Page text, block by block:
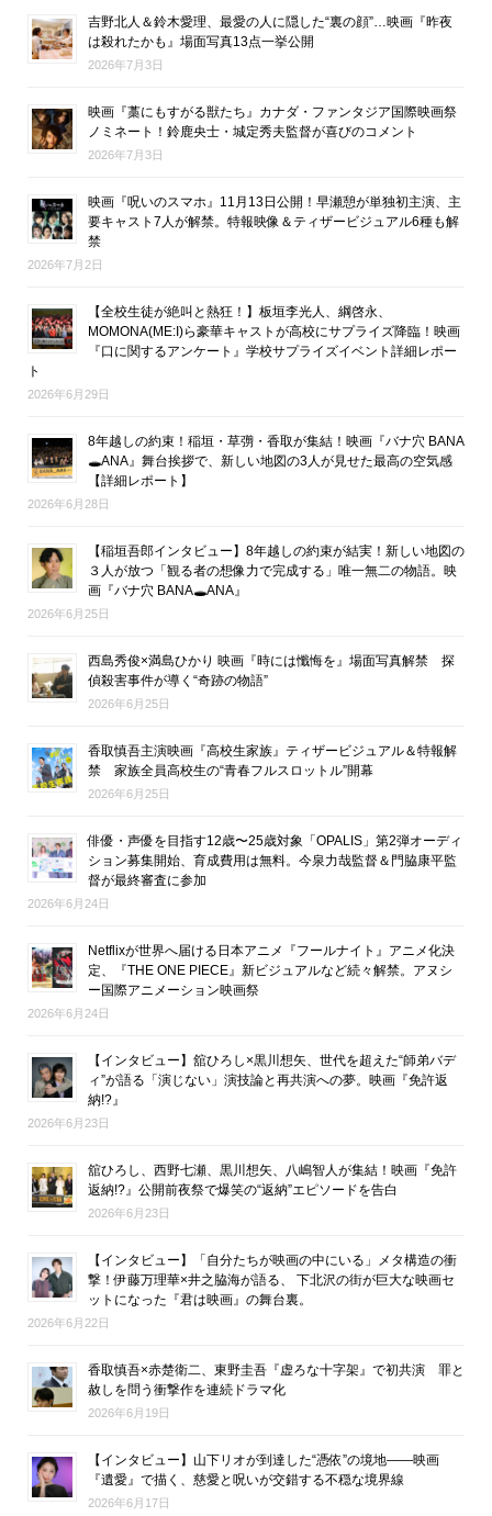
吉野北人＆鈴木愛理、最愛の人に隠した“裏の顔”…映画『昨夜
は殺れたかも』場面写真13点一挙公開
2026年7月3日
映画『藁にもすがる獣たち』カナダ・ファンタジア国際映画祭
ノミネート！鈴鹿央士・城定秀夫監督が喜びのコメント
2026年7月3日
映画『呪いのスマホ』11月13日公開！早瀬憩が単独初主演、主
要キャスト7人が解禁。特報映像＆ティザービジュアル6種も解
禁
2026年7月2日
【全校生徒が絶叫と熱狂！】板垣李光人、綱啓永、
MOMONA(ME:I)ら豪華キャストが高校にサプライズ降臨！映画
『口に関するアンケート』学校サプライズイベント詳細レポー
ト
2026年6月29日
8年越しの約束！稲垣・草彅・香取が集結！映画『バナ穴 BANA
🕳ANA』舞台挨拶で、新しい地図の3人が見せた最高の空気感
【詳細レポート】
2026年6月28日
【稲垣吾郎インタビュー】8年越しの約束が結実！新しい地図の
３人が放つ「観る者の想像力で完成する」唯一無二の物語。映
画『バナ穴 BANA🕳ANA』
2026年6月25日
西島秀俊×満島ひかり 映画『時には懺悔を』場面写真解禁 探
偵殺害事件が導く“奇跡の物語”
2026年6月25日
香取慎吾主演映画『高校生家族』ティザービジュアル＆特報解
禁 家族全員高校生の“青春フルスロットル”開幕
2026年6月25日
俳優・声優を目指す12歳〜25歳対象「OPALIS」第2弾オーディ
ション募集開始、育成費用は無料。今泉力哉監督＆門脇康平監
督が最終審査に参加
2026年6月24日
Netflixが世界へ届ける日本アニメ『フールナイト』アニメ化決
定、『THE ONE PIECE』新ビジュアルなど続々解禁。アヌシ
ー国際アニメーション映画祭
2026年6月24日
【インタビュー】舘ひろし×黒川想矢、世代を超えた“師弟バデ
ィ”が語る「演じない」演技論と再共演への夢。映画『免許返
納!?』
2026年6月23日
舘ひろし、西野七瀬、黒川想矢、八嶋智人が集結！映画『免許
返納!?』公開前夜祭で爆笑の“返納”エピソードを告白
2026年6月23日
【インタビュー】「自分たちが映画の中にいる」メタ構造の衝
撃！伊藤万理華×井之脇海が語る、 下北沢の街が巨大な映画セ
ットになった『君は映画』の舞台裏。
2026年6月22日
香取慎吾×赤楚衛二、東野圭吾『虚ろな十字架』で初共演 罪と
赦しを問う衝撃作を連続ドラマ化
2026年6月19日
【インタビュー】山下リオが到達した“憑依”の境地――映画
『遺愛』で描く、慈愛と呪いが交錯する不穏な境界線
2026年6月17日